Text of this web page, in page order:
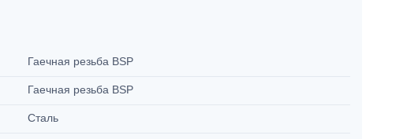
Гаечная резьба BSP
Гаечная резьба BSP
Сталь